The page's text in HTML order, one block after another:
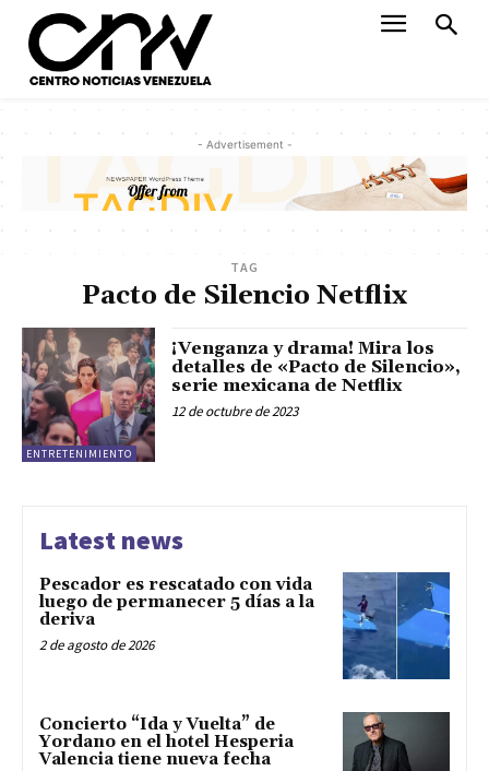
- Advertisement -
TAG
Pacto de Silencio Netflix
ENTRETENIMIENTO
¡Venganza y drama! Mira los
detalles de «Pacto de Silencio»,
serie mexicana de Netflix
12 de octubre de 2023
Latest news
Pescador es rescatado con vida
luego de permanecer 5 días a la
deriva
2 de agosto de 2026
Concierto “Ida y Vuelta” de
Yordano en el hotel Hesperia
Valencia tiene nueva fecha